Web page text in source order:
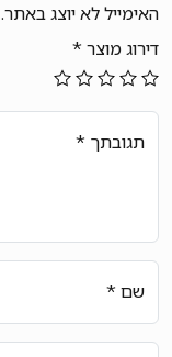
האימייל לא יוצג באתר.
דירוג מוצר *
תגובתך *
שם *